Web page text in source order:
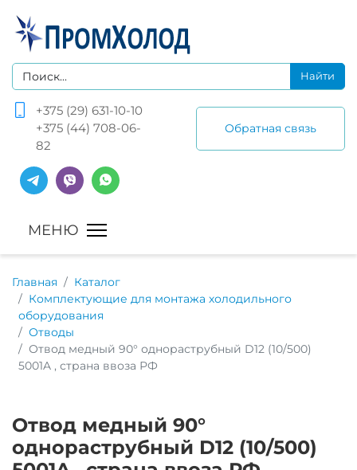
+375 (29) 631-10-10
+375 (44) 708-06-
82
Обратная связь
Главная
Каталог
Комплектующие для монтажа холодильного
оборудования
Отводы
Отвод медный 90° однораструбный D12 (10/500)
5001A , страна ввоза РФ
Отвод медный 90°
однораструбный D12 (10/500)